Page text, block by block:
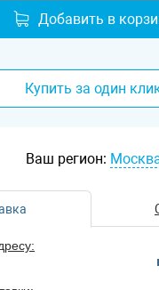
Добавить в
Купить за один
Ваш регион: